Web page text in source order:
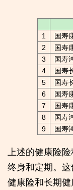
1
国寿
2
国寿
3
国寿
4
国寿
5
国寿
6
国寿
7
国寿
8
国寿
9
国寿
上述的健康险
终身和定期。
健康险和长期